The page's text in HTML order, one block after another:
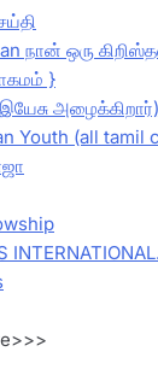
நான் ஒரு
}
அழைக்கிறார்)
Youth (all tamil
INTERNATIONAL.